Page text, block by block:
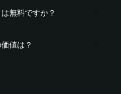
無料ですか？
値は？